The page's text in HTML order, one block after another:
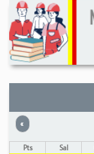
« Önceki
Pts Sal